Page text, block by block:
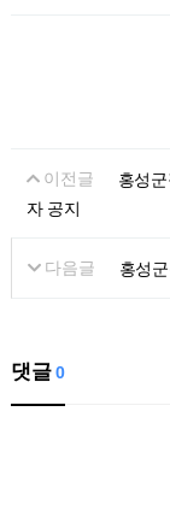
이전글
홍성
자 공지
다음글 홍성
댓글0